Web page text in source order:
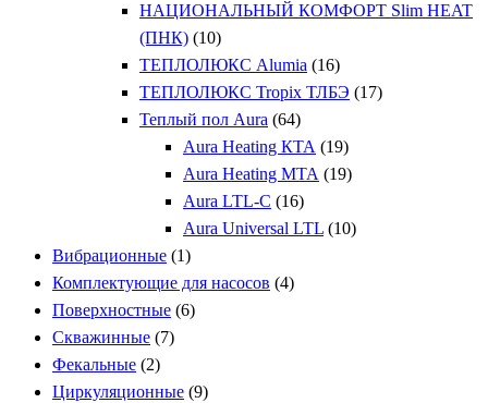
НАЦИОНАЛЬНЫЙ КОМФОРТ Slim HEAT
(ПНК) (10)
ТЕПЛОЛЮКС Alumia (16)
ТЕПЛОЛЮКС Tropix ТЛБЭ (17)
Теплый пол Aura (64)
Aura Heating КТА (19)
Aura Heating МТА (19)
Aura LTL-C (16)
Aura Universal LTL (10)
Вибрационные (1)
Комплектующие для насосов (4)
Поверхностные (6)
Скважинные (7)
Фекальные (2)
Циркуляционные (9)